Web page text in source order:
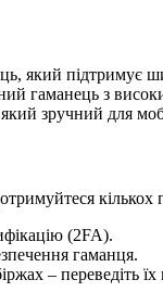
який підтримує
гаманець з
зручний для
кількох
(2FA).
гаманця.
– переведіть